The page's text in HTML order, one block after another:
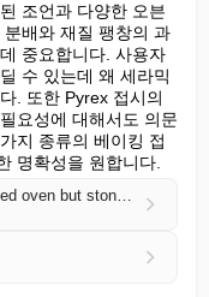
조언과 다양한 오븐
배와 재질 팽창의 과
중요합니다. 사용자
수 있는데 왜 세라믹
. 또한 Pyrex 접시의
요성에 대해서도 의문
지 종류의 베이킹 접
명확성을 원합니다.
Why can Pyrex be used in a preheated oven but stoneware can't?